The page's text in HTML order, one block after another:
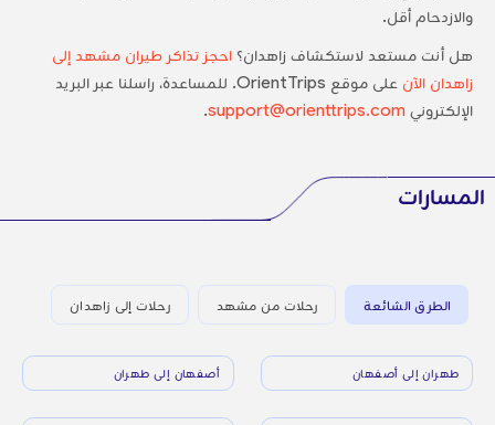
والازدحام أقل.
هل أنت مستعد لاستكشاف زاهدان؟ احجز تذاكر طيران مشهد إلى
زاهدان الآن
على موقع OrientTrips. للمساعدة، راسلنا عبر البريد
الإلكتروني support@orienttrips.com
.
المسارات
الطرق الشائعة رحلات من مشهد رحلات إلى زاهدان
طهران إلى أصفهان أصفهان إلى طهران